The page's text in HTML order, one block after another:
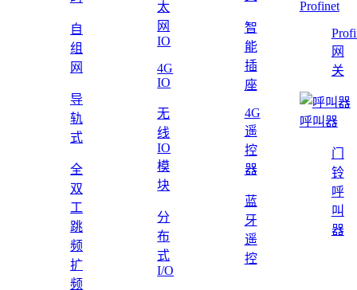
自
组
网
导
轨
式
全
双
工
跳
频
扩
频
太
网
IO
4G
IO
无
线
IO
模
块
分
布
式
I/O
智
能
插
座
4G
遥
控
器
蓝
牙
遥
控
Profinet
网
关
呼叫器
门
铃
呼
叫
器